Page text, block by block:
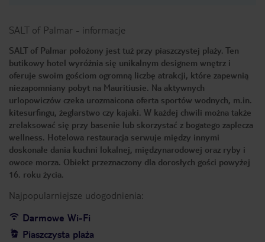
SALT of Palmar - informacje
SALT of Palmar położony jest tuż przy piaszczystej plaży. Ten
butikowy hotel wyróżnia się unikalnym designem wnętrz i
oferuje swoim gościom ogromną liczbę atrakcji, które zapewnią
niezapomniany pobyt na Mauritiusie. Na aktywnych
urlopowiczów czeka urozmaicona oferta sportów wodnych, m.in.
kitesurfingu, żeglarstwo czy kajaki. W każdej chwili można także
zrelaksować się przy basenie lub skorzystać z bogatego zaplecza
wellness. Hotelowa restauracja serwuje między innymi
doskonałe dania kuchni lokalnej, międzynarodowej oraz ryby i
owoce morza. Obiekt przeznaczony dla dorosłych gości powyżej
16. roku życia.
Najpopularniejsze udogodnienia:
Darmowe Wi-Fi
Piaszczysta plaża